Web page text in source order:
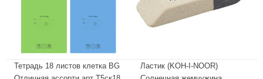
Тетрадь 18 листов клетка BG
Ластик (KOH-I-NOOR)